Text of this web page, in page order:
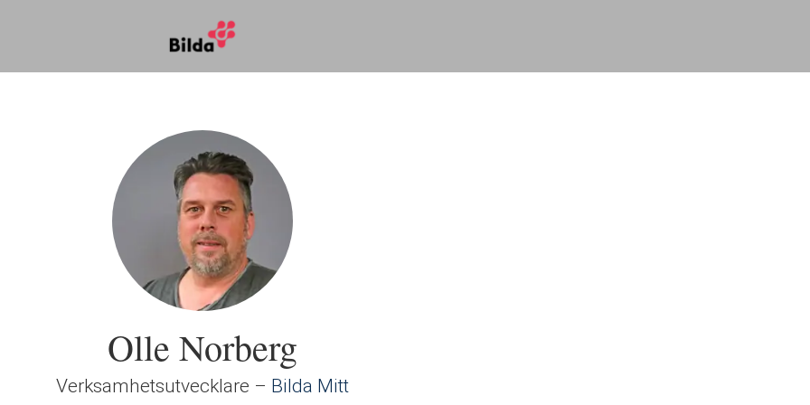
Olle Norberg
Verksamhetsutvecklare – Bilda Mitt